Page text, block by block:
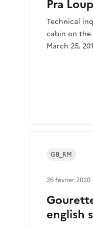
Pra
Technical
cabin on the
March 25,
english
GB_RM
26 février 2020